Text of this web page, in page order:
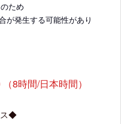
ため
が発生する可能性があり
8時間/日本時間）
ス◆